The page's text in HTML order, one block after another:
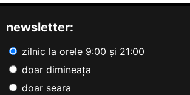
newsletter:
zilnic la orele 9:00 și 21:00
doar dimineața
doar seara